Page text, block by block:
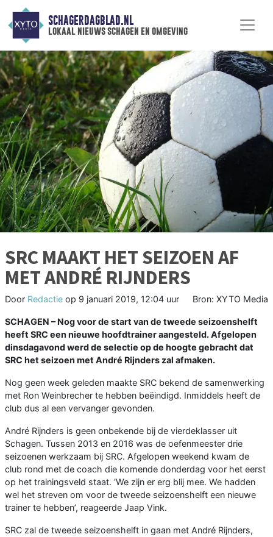
SCHAGERDAGBLAD.NL
lokaal nieuws schagen en omgeving
SRC MAAKT HET SEIZOEN AF
MET ANDRÉ RIJNDERS
Door Redactie op 9 januari 2019, 12:04 uur Bron: XYTO Media
SCHAGEN –Nog voor de start van de tweede seizoenshelft
heeft SRC een nieuwe hoofdtrainer aangesteld. Afgelopen
dinsdagavond werd de selectie op de hoogte gebracht dat
SRC het seizoen met André Rijnders zal afmaken.
Nog geen week geleden maakte SRC bekend de samenwerking
met Ron Weinbrecher te hebben beëindigd. Inmiddels heeft de
club dus al een vervanger gevonden.
André Rijnders is geen onbekende bij de vierdeklasser uit
Schagen. Tussen 2013 en 2016 was de oefenmeester drie
seizoenen werkzaam bij SRC. Afgelopen weekend kwam de
club rond met de coach die komende donderdag voor het eerst
op het trainingsveld staat. ‘We zijn er erg blij mee. We hadden
wel het streven om voor de tweede seizoenshelft een nieuwe
trainer te hebben’, reageerde Jaap Vink.
SRC zal de tweede seizoenshelft in gaan met André Rijnders,